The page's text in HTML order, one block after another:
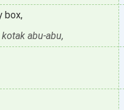
box,
abu-abu,